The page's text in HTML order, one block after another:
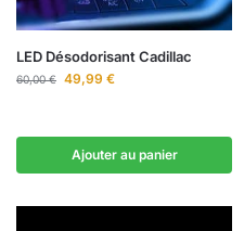
LED Désodorisant Cadillac
60,00€ 49,99 €
Ajouter au panier